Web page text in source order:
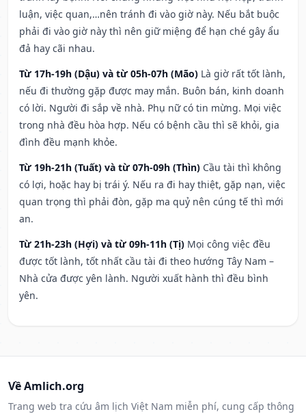
luận, việc quan,…nên tránh đi vào giờ này. Nếu bắt buộc
phải đi vào giờ này thì nên giữ miệng để hạn ché gây ẩu
đả hay cãi nhau.
Từ 17h-19h (Dậu) và từ 05h-07h (Mão) Là giờ rất tốt lành,
nếu đi thường gặp được may mắn. Buôn bán, kinh doanh
có lời. Người đi sắp về nhà. Phụ nữ có tin mừng. Mọi việc
trong nhà đều hòa hợp. Nếu có bệnh cầu thì sẽ khỏi, gia
đình đều mạnh khỏe.
Từ 19h-21h (Tuất) và từ 07h-09h (Thìn) Cầu tài thì không
có lợi, hoặc hay bị trái ý. Nếu ra đi hay thiệt, gặp nạn, việc
quan trọng thì phải đòn, gặp ma quỷ nên cúng tế thì mới
an.
Từ 21h-23h (Hợi) và từ 09h-11h (Tị) Mọi công việc đều
được tốt lành, tốt nhất cầu tài đi theo hướng Tây Nam –
Nhà cửa được yên lành. Người xuất hành thì đều bình
yên.
Về Amlich.org
Trang web tra cứu âm lịch Việt Nam miễn phí, cung cấp thông